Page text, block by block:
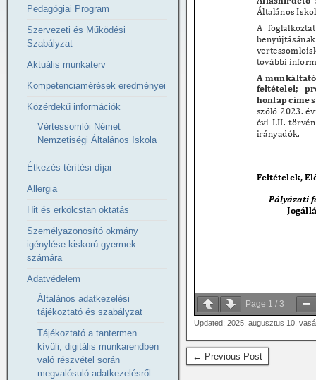
Page 1 / 3
Updated: 2025. augusztus 10.
← Previous Post
Pedagógiai Program
Szervezeti és Működési
Szabályzat
Aktuális munkaterv
Kompetenciamérések eredményei
Közérdekű információk
Vértessomlói Német
Nemzetiségi Általános Iskola
Étkezés térítési díjai
Allergia
Hit és erkölcstan oktatás
Személyazonosító okmány
igénylése kiskorú gyermek
számára
Adatvédelem
Általános adatkezelési
tájékoztató és szabályzat
Tájékoztató a tantermen
kívüli, digitális munkarendben
való részvétel során
megvalósuló adatkezelésről